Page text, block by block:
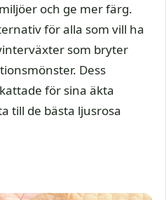
och ge mer färg.
för alla som vill ha
som bryter
Dess
för sina äkta
till de bästa ljusrosa